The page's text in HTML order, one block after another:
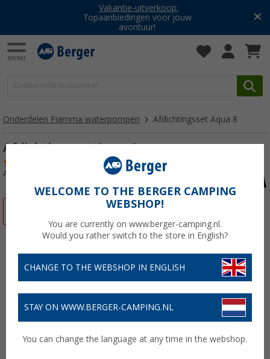
Vakantie-uitverkoop:
Topaanbiedingen voor jouw
avontuur!
Onderdelen Fiamma waterpompen Afdichtingsset Aqua 8
Afdichtingsset Aqua 8
Artikelnr: 706253
WELCOME TO THE BERGER CAMPING
WEBSHOP!
You are currently on www.berger-camping.nl.
Would you rather switch to the store in English?
CHANGE TO THE WEBSHOP IN ENGLISH
STAY ON WWW.BERGER-CAMPING.NL
You can change the language at any time in the webshop.